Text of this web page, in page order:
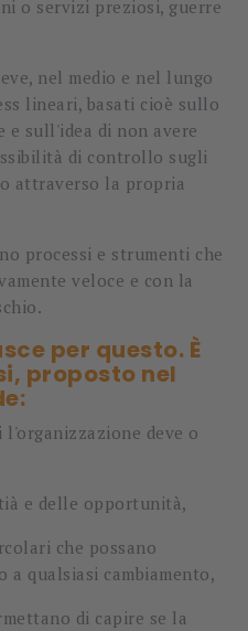
o servizi preziosi, guerre
nel medio e nel lungo
lineari, basati cioè sullo
sull'idea di non avere
di controllo sugli
attraverso la propria
processi e strumenti che
veloce e con la
per questo. È
proposto nel
deve o
e delle opportunità,
che possano
qualsiasi cambiamento,
di capire se la